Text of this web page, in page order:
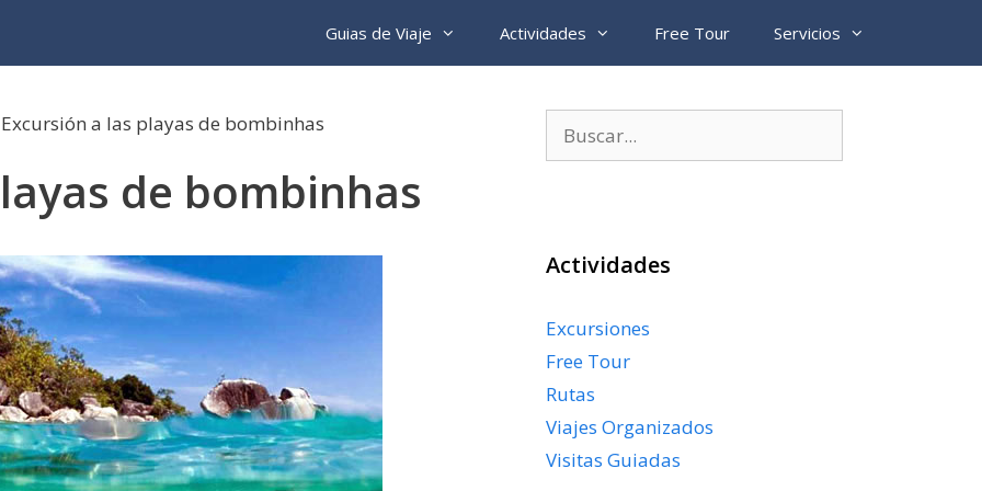
Guias de Viaje Actividades Free Tour Servicios
Excursión a las playas de bombinhas
de bombinhas
Actividades
Excursiones
Free Tour
Rutas
Viajes Organizados
Visitas Guiadas